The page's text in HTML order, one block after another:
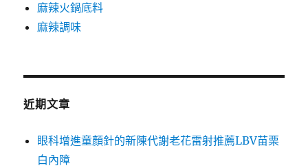
麻辣火鍋底料
麻辣調味
近期文章
眼科增進童顏針的新陳代謝老花雷射推薦LBV苗栗
白內障